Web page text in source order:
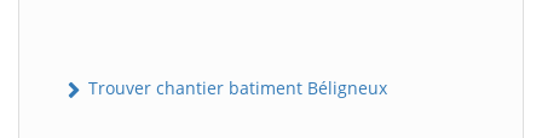
Trouver chantier batiment Béligneux